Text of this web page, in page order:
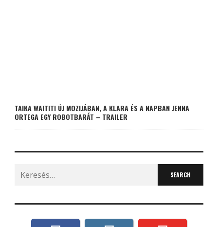
TAIKA WAITITI ÚJ MOZIJÁBAN, A KLARA ÉS A NAPBAN JENNA
ORTEGA EGY ROBOTBARÁT – TRAILER
Search
for: